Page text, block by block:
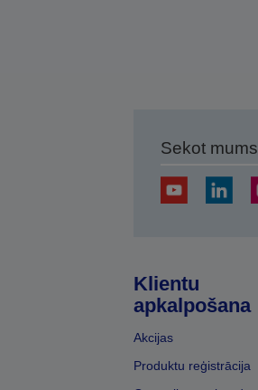
Sekot mums
Klientu
apkalpošana
Akcijas
Produktu reģistrācija